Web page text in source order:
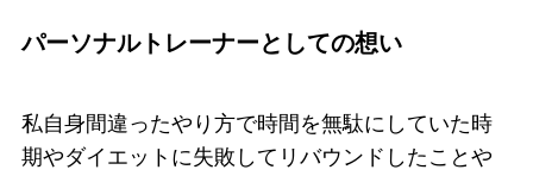
パーソナルトレーナーとしての想い
私自身間違ったやり方で時間を無駄にしていた時
期やダイエットに失敗してリバウンドしたことや